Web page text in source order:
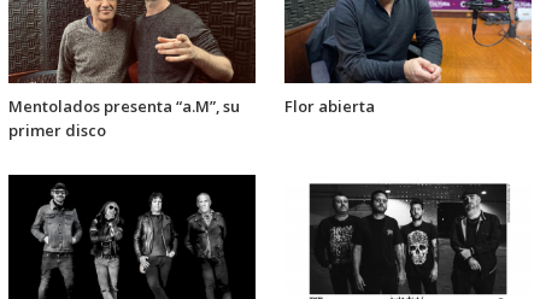
Mentolados presenta “a.M”, su
primer disco
Flor abierta